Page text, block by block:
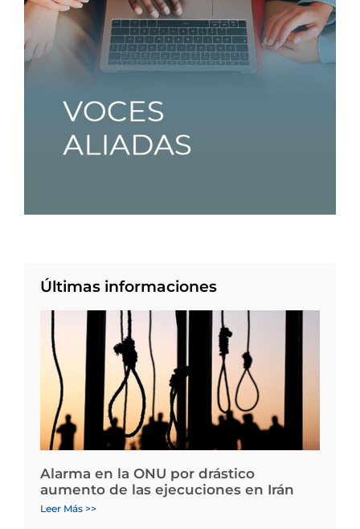
Últimas informaciones
Alarma en la ONU por drástico
aumento de las ejecuciones en Irán
Leer Más >>